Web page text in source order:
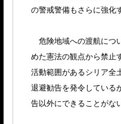
の警戒警備もさらに強化
危険地域への渡航につ
めた憲法の観点から禁止
活動範囲があるシリア全
退避勧告を発令している
告以外にできることがな